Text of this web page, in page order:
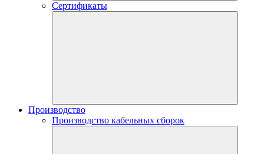
Сертификаты
Производство
Производство кабельных сборок